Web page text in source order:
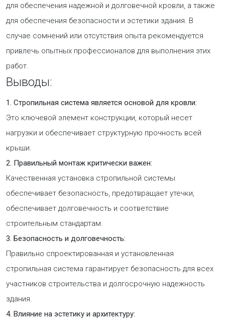
для обеспечения надежной и долговечной кровли, а также
для обеспечения безопасности и эстетики здания. В
случае сомнений или отсутствия опыта рекомендуется
привлечь опытных профессионалов для выполнения этих
работ.
Выводы:
1. Стропильная система является основой для кровли:
Это ключевой элемент конструкции, который несет
нагрузки и обеспечивает структурную прочность всей
крыши.
2. Правильный монтаж критически важен:
Качественная установка стропильной системы
обеспечивает безопасность, предотвращает утечки,
обеспечивает долговечность и соответствие
строительным стандартам.
3. Безопасность и долговечность:
Правильно спроектированная и установленная
стропильная система гарантирует безопасность для всех
участников строительства и долгосрочную надежность
здания.
4. Влияние на эстетику и архитектуру: